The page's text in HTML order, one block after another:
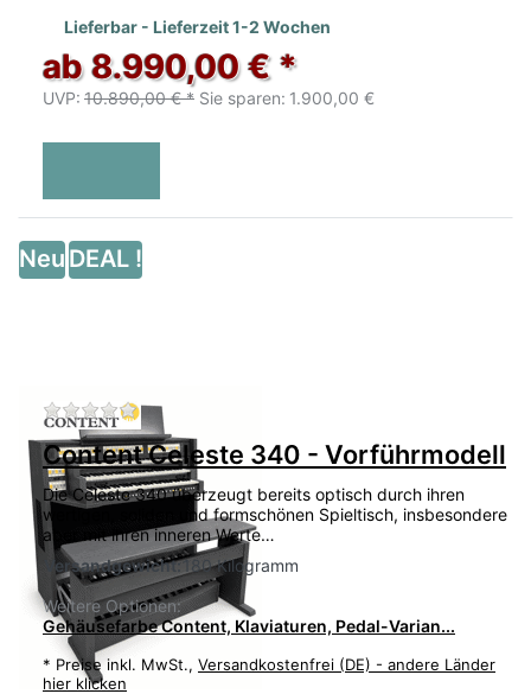
Lieferbar - Lieferzeit 1-2 Wochen
ab 8.990,00 € *
UVP: 10.890,00 € * Sie sparen: 1.900,00 €
Neu DEAL !
Zu diesem Produkt liegen noch keine
Content Celeste 340 - Vorführmodell
Die Celeste 340 überzeugt bereits optisch durch ihren
wertigen, soliden und formschönen Spieltisch, insbesondere
aber mit ihren inneren Werte…
Versandgewicht:180 Kilogramm
Weitere Optionen:
Gehäusefarbe Content, Klaviaturen, Pedal-Varian...
* Preise inkl. MwSt., Versandkostenfrei (DE) - andere Länder
hier klicken